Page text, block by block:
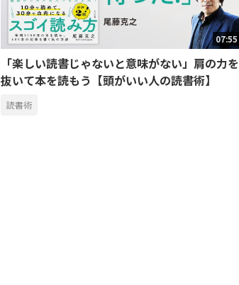
07:55
「楽しい読書じゃないと意味がない」肩の力を
抜いて本を読もう【頭がいい人の読書術】
読書術